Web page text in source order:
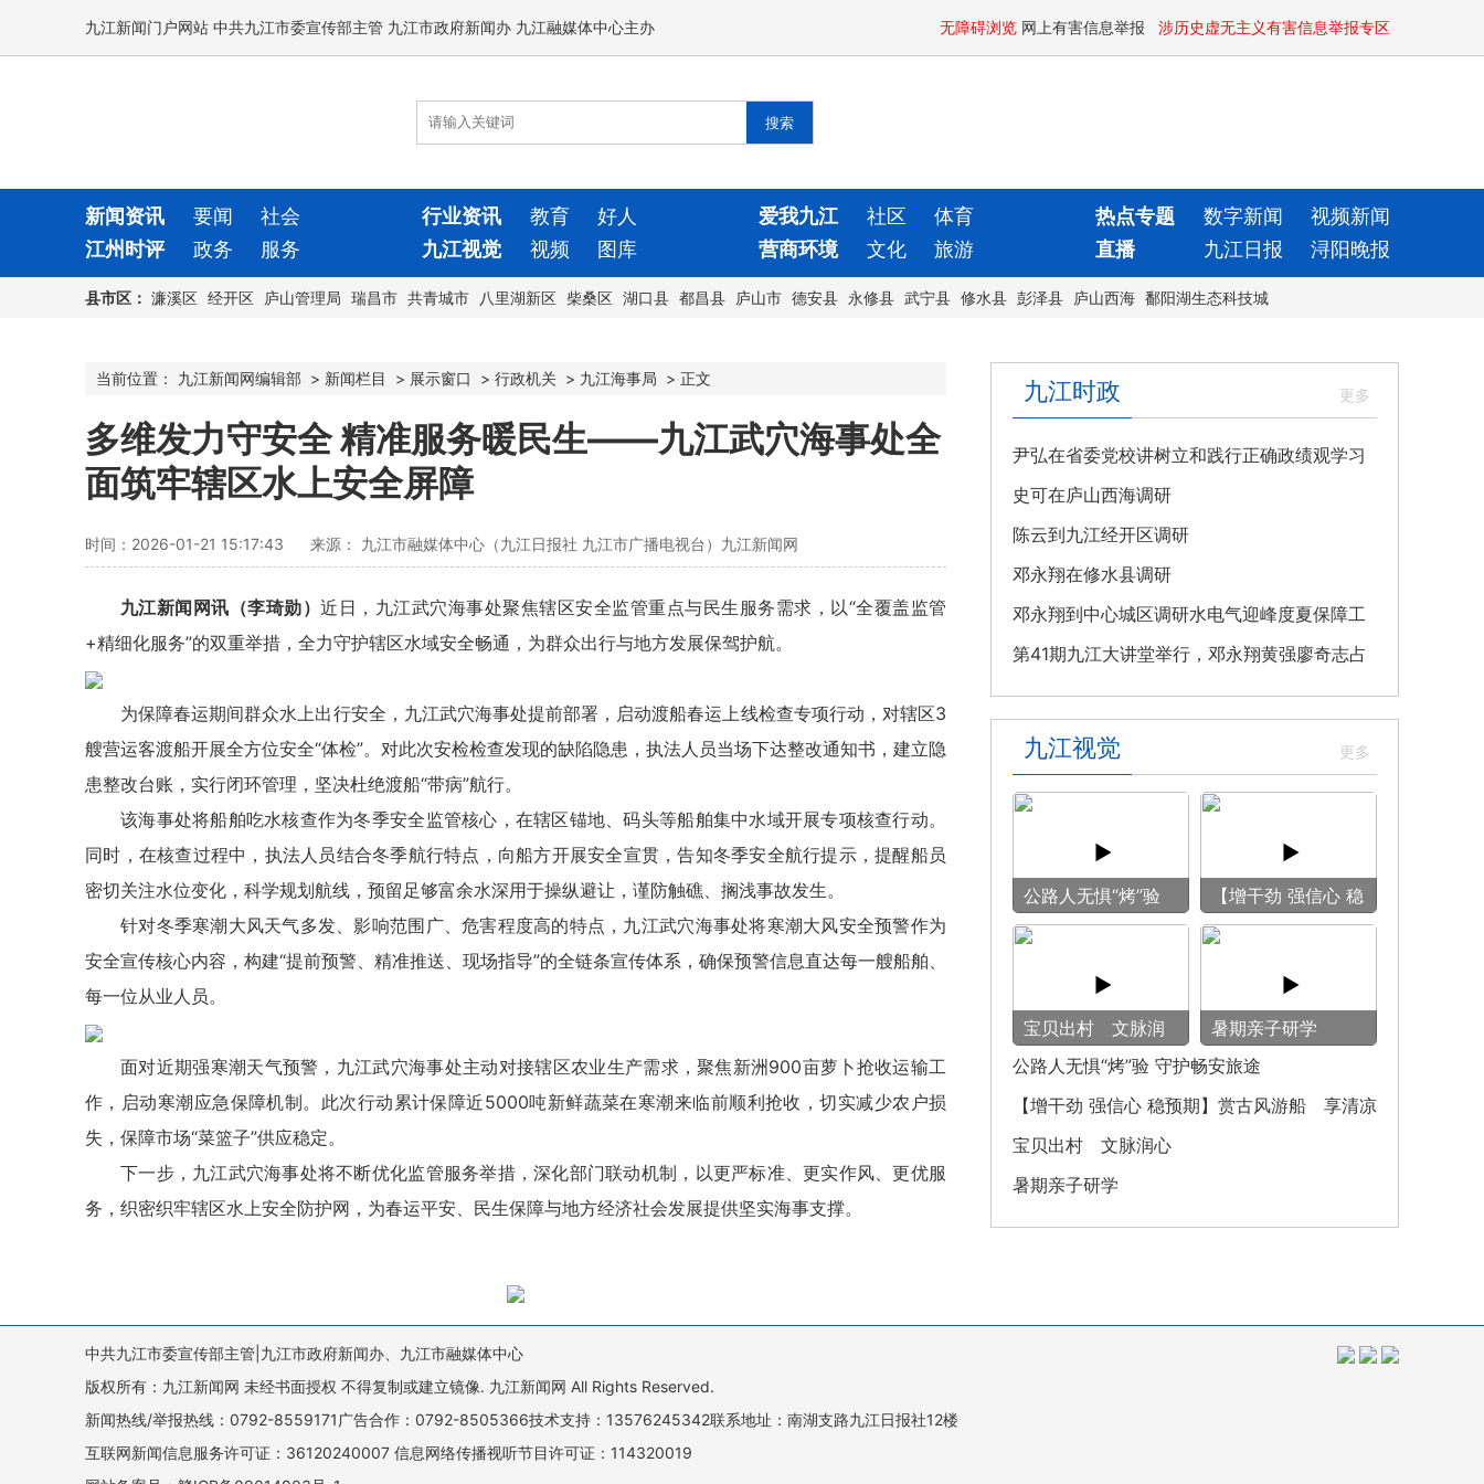
九江新闻门户网站 中共九江市委宣传部主管 九江市政府新闻办 九江融媒体中心主办 无障碍浏览 网上有害信息举报 涉历史虚无主义有害信息举报专区
新闻资讯 要闻 社会 行业资讯 教育 好人 爱我九江 社区 体育 热点专题 数字新闻
视频新闻
江州时评
政务 服务 九江视觉 视频 图库 营商环境 文化 旅游 直播 九江日报 浔阳晚报
县市区： 濂溪区 经开区 庐山管理局 瑞昌市 共青城市 八里湖新区 柴桑区 湖口县 都昌县 庐山市 德安县 永修县 武宁县 修水县 彭泽县 庐山西海 鄱阳湖生态科技城
当前位置： 九江新闻网编辑部 > 新闻栏目 > 展示窗口 > 行政机关 > 九江海事局 > 正文
多维发力守安全 精准服务暖民生——九江武穴海事处全
面筑牢辖区水上安全屏障
时间：2026-01-21 15:17:43 来源： 九江市融媒体中心（九江日报社 九江市广播电视台）九江新闻网
九江新闻网讯（李琦勋）近日，九江武穴海事处聚焦辖区安全监管重点与民生服务需求，以“全覆盖监管
+精细化服务”的双重举措，全力守护辖区水域安全畅通，为群众出行与地方发展保驾护航。
为保障春运期间群众水上出行安全，九江武穴海事处提前部署，启动渡船春运上线检查专项行动，对辖区3
艘营运客渡船开展全方位安全“体检”。对此次安检检查发现的缺陷隐患，执法人员当场下达整改通知书，建立隐
患整改台账，实行闭环管理，坚决杜绝渡船“带病”航行。
该海事处将船舶吃水核查作为冬季安全监管核心，在辖区锚地、码头等船舶集中水域开展专项核查行动。
同时，在核查过程中，执法人员结合冬季航行特点，向船方开展安全宣贯，告知冬季安全航行提示，提醒船员
密切关注水位变化，科学规划航线，预留足够富余水深用于操纵避让，谨防触礁、搁浅事故发生。
针对冬季寒潮大风天气多发、影响范围广、危害程度高的特点，九江武穴海事处将寒潮大风安全预警作为
安全宣传核心内容，构建“提前预警、精准推送、现场指导”的全链条宣传体系，确保预警信息直达每一艘船舶、
每一位从业人员。
面对近期强寒潮天气预警，九江武穴海事处主动对接辖区农业生产需求，聚焦新洲900亩萝卜抢收运输工
作，启动寒潮应急保障机制。此次行动累计保障近5000吨新鲜蔬菜在寒潮来临前顺利抢收，切实减少农户损
失，保障市场“菜篮子”供应稳定。
下一步，九江武穴海事处将不断优化监管服务举措，深化部门联动机制，以更严标准、更实作风、更优服
务，织密织牢辖区水上安全防护网，为春运平安、民生保障与地方经济社会发展提供坚实海事支撑。
九江时政
尹弘在省委党校讲树立和践行正确政绩观学习
教育专题党课
史可在庐山西海调研
陈云到九江经开区调研
邓永翔在修水县调研
邓永翔到中心城区调研水电气迎峰度夏保障工
作
第41期九江大讲堂举行，邓永翔黄强廖奇志占
勇出席
九江视觉
公路人无惧“烤”验
守护畅安旅途
【增干劲 强信心 稳
预期】赏古风游
宝贝出村 文脉润
心
暑期亲子研学
公路人无惧“烤”验 守护畅安旅途
【增干劲 强信心 稳预期】赏古风游船 享清凉
之旅
宝贝出村 文脉润心
暑期亲子研学
中共九江市委宣传部主管|九江市政府新闻办、九江市融媒体中心
版权所有：九江新闻网 未经书面授权 不得复制或建立镜像. 九江新闻网 All Rights Reserved.
新闻热线/举报热线：0792-8559171广告合作：0792-8505366技术支持：13576245342联系地址：南湖支路九江日报社12楼
互联网新闻信息服务许可证：36120240007 信息网络传播视听节目许可证：114320019